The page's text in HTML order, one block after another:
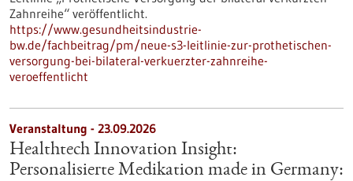
Zahnreihe“ veröffentlicht.
https://www.gesundheitsindustrie-
bw.de/fachbeitrag/pm/neue-s3-leitlinie-zur-prothetischen-
versorgung-bei-bilateral-verkuerzter-zahnreihe-
veroeffentlicht
Veranstaltung - 23.09.2026
Healthtech Innovation Insight:
Personalisierte Medikation made in Germany: